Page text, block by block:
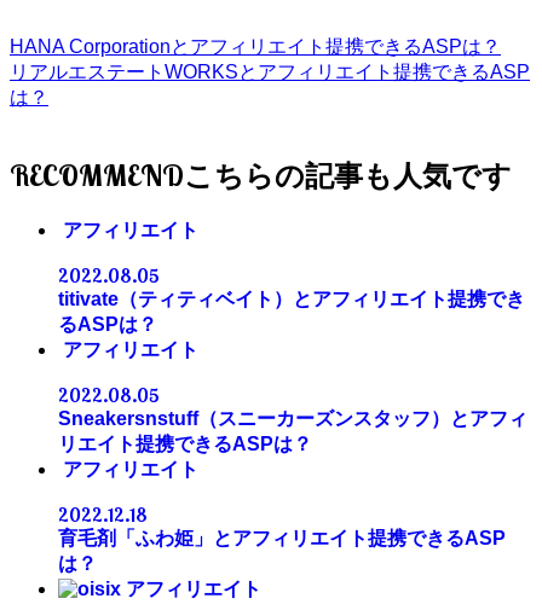
HANA Corporationとアフィリエイト提携できるASPは？
リアルエステートWORKSとアフィリエイト提携できるASP
は？
RECOMMEND
アフィリエイト
2022.08.05
titivate（ティティベイト）とアフィリエイト提携でき
るASPは？
アフィリエイト
2022.08.05
Sneakersnstuff（スニーカーズンスタッフ）とアフィ
リエイト提携できるASPは？
アフィリエイト
2022.12.18
育毛剤「ふわ姫」とアフィリエイト提携できるASP
は？
アフィリエイト